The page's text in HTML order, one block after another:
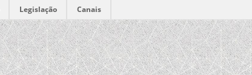
Legislação Canais